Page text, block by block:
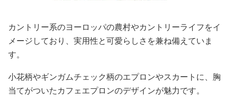
カントリー系のヨーロッパの農村やカントリーライフをイ
メージしており、実用性と可愛らしさを兼ね備えていま
す。
小花柄やギンガムチェック柄のエプロンやスカートに、胸
当てがついたカフェエプロンのデザインが魅力です。